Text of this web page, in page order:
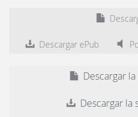
Descargar ePub
Descargar
Descargar la